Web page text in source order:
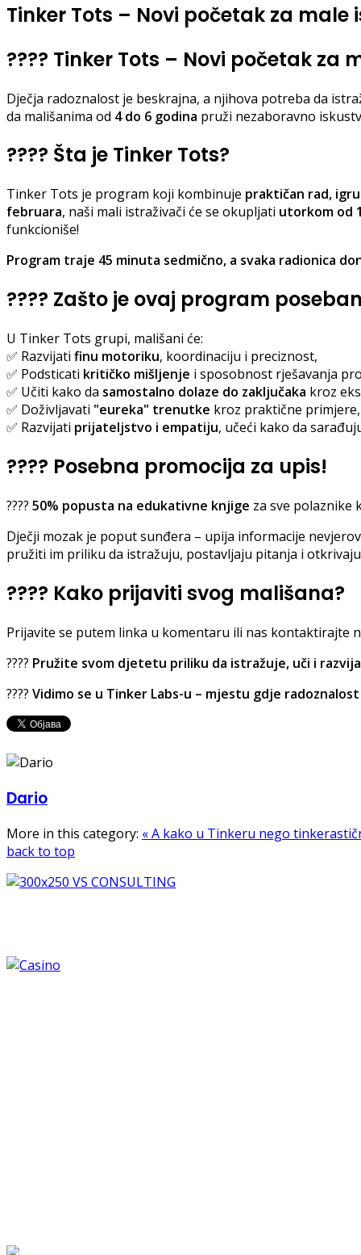
Tinker Tots – Novi početak za
???? Tinker Tots – Novi početak za
Dječja radoznalost je beskrajna, a njihova potreba da
da mališanima od 4 do 6 godina pruži nezaboravno
???? Šta je Tinker Tots?
Tinker Tots je program koji kombinuje praktičan rad,
februara, naši mali istraživači će se okupljati utorkom od
funkcioniše!
Program traje 45 minuta sedmično, a svaka radionica
???? Zašto je ovaj program
U Tinker Tots grupi, mališani će:
✅ Razvijati finu motoriku, koordinaciju i preciznost,
✅ Podsticati kritičko mišljenje i sposobnost rješavanja
✅ Učiti kako da samostalno dolaze do zaključaka kroz
✅ Doživljavati "eureka" trenutke kroz praktične primjere,
✅ Razvijati prijateljstvo i empatiju, učeći kako da
???? Posebna promocija za upis!
???? 50% popusta na edukativne knjige za sve polaznike
Dječji mozak je poput sunđera – upija informacije
pružiti im priliku da istražuju, postavljaju pitanja i
???? Kako prijaviti svog mališana?
Prijavite se putem linka u komentaru ili nas kontaktirajte
???? Pružite svom djetetu priliku da istražuje, uči i
???? Vidimo se u Tinker Labs-u – mjestu gdje
Dario
More in this category: « A kako u Tinkeru nego
back to top